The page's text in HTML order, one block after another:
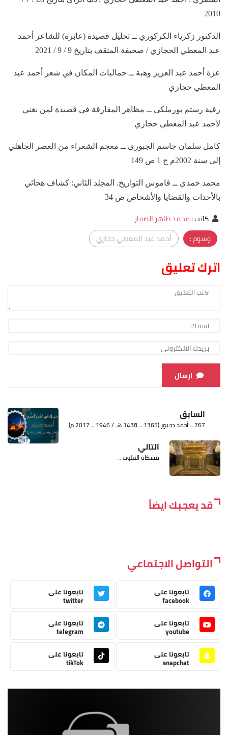
2010
الدكتور زكرياء الكركوري ــ تحليل قصيدة (عابرة) للشاعر أحمد
عبد المعطي الحجازي / صحيفة المثقف بتاريخ 9 / 9 / 2021
عزة أحمد عبد العزيز وهبة ــ جماليات المكان في شعر أحمد عبد
المعطي حجازي
رقية رستم بورملكي ــ مظاهر المفارقة في قصيدة لمن نغني
لأحمد عبد المعطي حجازي
كامل سلمان جاسم الجبوري ــ معجم الشعراء من العصر الجاهلي
إلى سنة 2002م ج 1 ص 149
محمد حمدي ــ قاموس التواريخ. المجلد الثاني: كشاف هجائي
بالأحداث والقضايا والأشخاص ص 34
كاتب:محمد طاهر الصفار
وسوم :
أحمد عبد المعطي حجازي
اترك تعليق
ارسال
السابق
767 ــ أحمد دحبور (1365 ــ 1438 هـ / 1946 ــ 2017 م)
التالي
مشكاة القلوب ..
قد يعجبك ايضاً
التواصل الاجتماعي
تابعونا على
facebook
تابعونا على
twitter
تابعونا على
youtube
تابعونا على
telegram
تابعونا على
snapchat
تابعونا على
tikTok